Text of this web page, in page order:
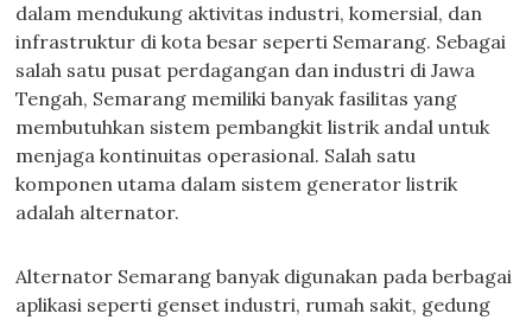
dalam mendukung aktivitas industri, komersial, dan
infrastruktur di kota besar seperti Semarang. Sebagai
salah satu pusat perdagangan dan industri di Jawa
Tengah, Semarang memiliki banyak fasilitas yang
membutuhkan sistem pembangkit listrik andal untuk
menjaga kontinuitas operasional. Salah satu
komponen utama dalam sistem generator listrik
adalah alternator.
Alternator Semarang banyak digunakan pada berbagai
aplikasi seperti genset industri, rumah sakit, gedung